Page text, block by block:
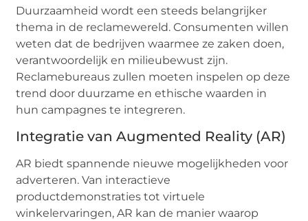
Duurzaamheid wordt een steeds belangrijker
thema in de reclamewereld. Consumenten willen
weten dat de bedrijven waarmee ze zaken doen,
verantwoordelijk en milieubewust zijn.
Reclamebureaus zullen moeten inspelen op deze
trend door duurzame en ethische waarden in
hun campagnes te integreren.
Integratie van Augmented Reality (AR)
AR biedt spannende nieuwe mogelijkheden voor
adverteren. Van interactieve
productdemonstraties tot virtuele
winkelervaringen, AR kan de manier waarop